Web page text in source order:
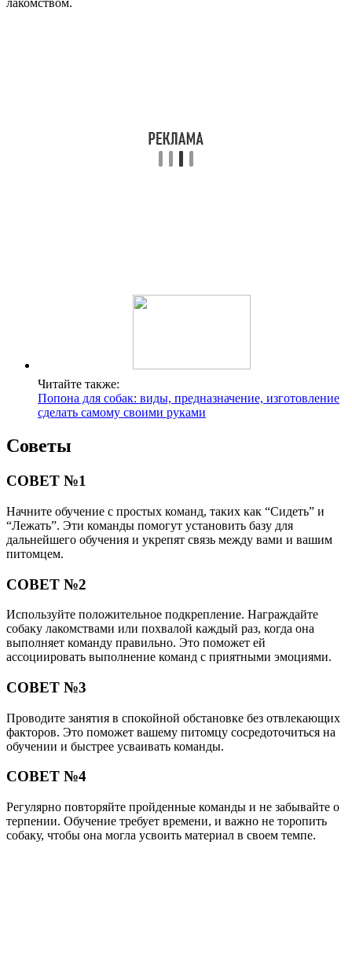
лакомством.
Читайте также:
Попона для собак: виды, предназначение, изготовление
сделать самому своими руками
Советы
СОВЕТ №1
Начните обучение с простых команд, таких как “Сидеть” и
“Лежать”. Эти команды помогут установить базу для
дальнейшего обучения и укрепят связь между вами и вашим
питомцем.
СОВЕТ №2
Используйте положительное подкрепление. Награждайте
собаку лакомствами или похвалой каждый раз, когда она
выполняет команду правильно. Это поможет ей
ассоциировать выполнение команд с приятными эмоциями.
СОВЕТ №3
Проводите занятия в спокойной обстановке без отвлекающих
факторов. Это поможет вашему питомцу сосредоточиться на
обучении и быстрее усваивать команды.
СОВЕТ №4
Регулярно повторяйте пройденные команды и не забывайте о
терпении. Обучение требует времени, и важно не торопить
собаку, чтобы она могла усвоить материал в своем темпе.